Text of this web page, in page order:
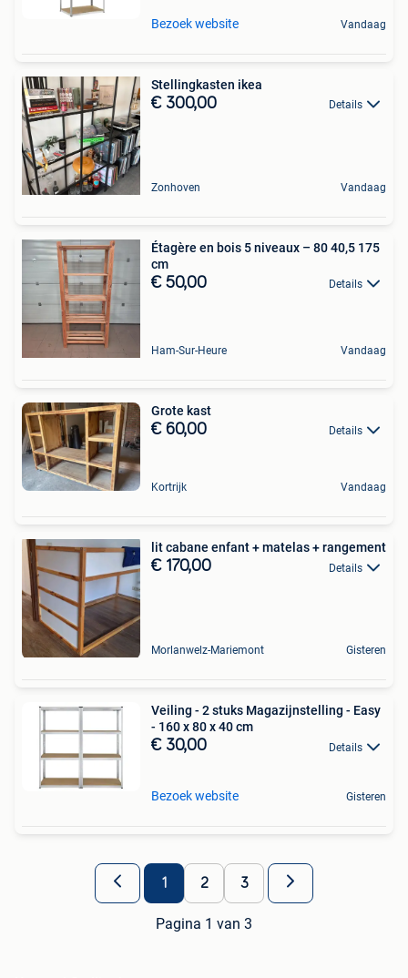
Bezoek website Vandaag
Stellingkasten ikea
€ 300,00 Details
Zonhoven Vandaag
Étagère en bois 5 niveaux – 80 40,5 175
cm
€ 50,00 Details
Ham-Sur-Heure Vandaag
Grote kast
€ 60,00 Details
Kortrijk Vandaag
lit cabane enfant + matelas + rangement
€ 170,00 Details
Morlanwelz-Mariemont Gisteren
Veiling - 2 stuks Magazijnstelling - Easy
- 160 x 80 x 40 cm
€ 30,00 Details
Bezoek website Gisteren
1 2 3
Pagina 1 van 3